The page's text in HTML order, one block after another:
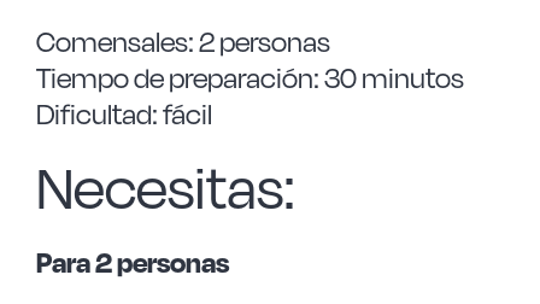
Comensales: 2 personas
Tiempo de preparación: 30 minutos
Dificultad: fácil
Necesitas:
Para 2 personas